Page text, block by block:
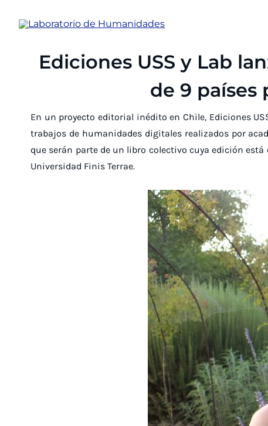
contenido
Ediciones USS y Lab
de 9 países
En un proyecto editorial inédito en Chile, Ediciones
trabajos de humanidades digitales realizados por
que serán parte de un libro colectivo cuya edición
Universidad Finis Terrae.